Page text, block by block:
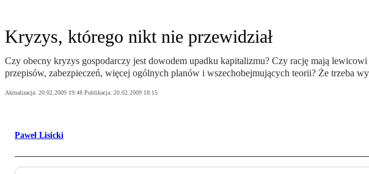
Kryzys, którego nikt nie przewidział
Czy obecny kryzys gospodarczy jest dowodem upadku kapitalizmu? Czy rację mają
przepisów, zabezpieczeń, więcej ogólnych planów i wszechobejmujących teorii? Że trzeba
Aktualizacja: 20.02.2009 19:48 Publikacja: 20.02.2009 18:15
Paweł Lisicki